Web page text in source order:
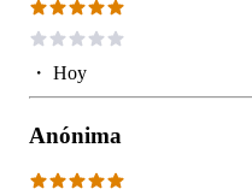
・ Hoy
Anónima